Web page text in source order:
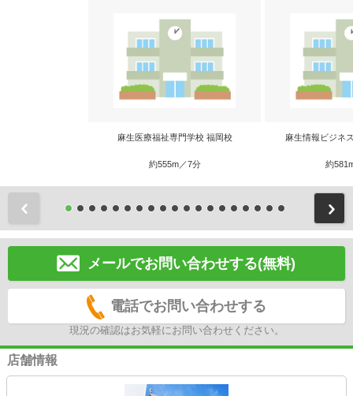
麻生医療福祉専門学校 福岡校
約555m／7分
麻生情報ビジネ
約
メールでお問い合わせする(無料)
電話でお問い合わせする
現況の確認はお気軽にお問い合わせください。
店舗情報